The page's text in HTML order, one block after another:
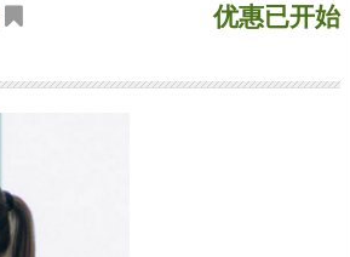
优惠已开始